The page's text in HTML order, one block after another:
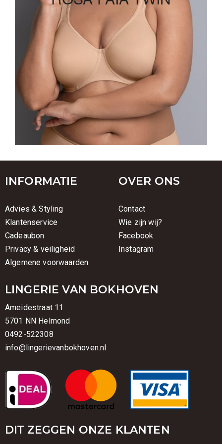
een
bh met beugel van Rosa
Faia
? Dan is de
Faia
Twin
beugel bh
een absolute
must have! Met haar zachte naadloze cups van super
zachte microvezel zorgt deze
Twin
bh van Rosa
Faia
voor een mooie ondersteuning en ultra comfortabel
gevoel.
Shoppen
INFORMATIE
Advies & Styling
Klantenservice
Cadeaubon
Privacy & veiligheid
Algemene voorwaarden
OVER ONS
Contact
Wie zijn wij?
Facebook
Instagram
LINGERIE VAN BOKHOVEN
Ameidestraat 11
5701 NN Helmond
0492-522308
info@lingerievanbokhoven.nl
DIT ZEGGEN ONZE KLANTEN